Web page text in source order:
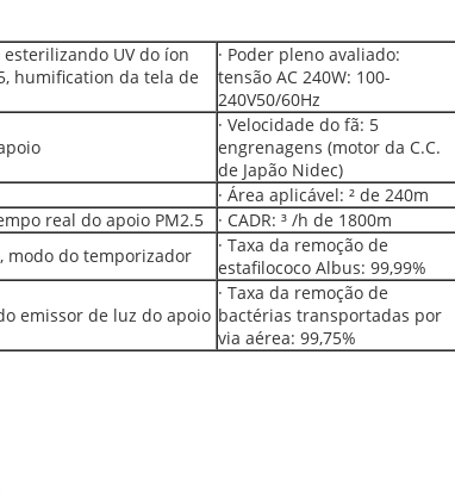
UV do íon
humification da tela de
· Poder pleno avaliado:
tensão AC 240W: 100-
240V50/60Hz
· Velocidade do fã: 5
engrenagens (motor da C.C.
de Japão Nidec)
· Área aplicável: ² de 240m
real do apoio PM2.5
· CADR: ³ /h de 1800m
modo do temporizador
· Taxa da remoção de
estafilococo Albus: 99,99%
emissor de luz do apoio
· Taxa da remoção de
bactérias transportadas por
via aérea: 99,75%